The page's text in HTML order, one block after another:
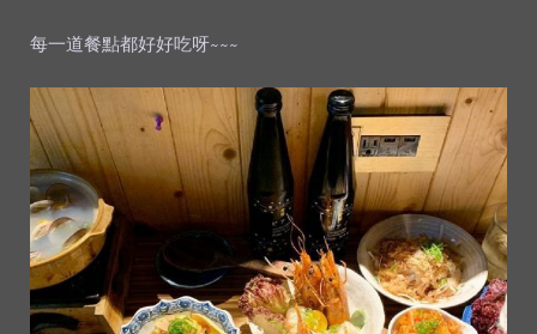
每一道餐點都好好吃呀~~~